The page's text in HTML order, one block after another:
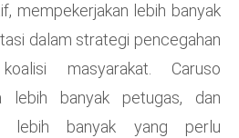
mempekerjakan lebih banyak
dalam strategi pencegahan
masyarakat. Caruso
lebih banyak petugas, dan
lebih banyak yang perlu